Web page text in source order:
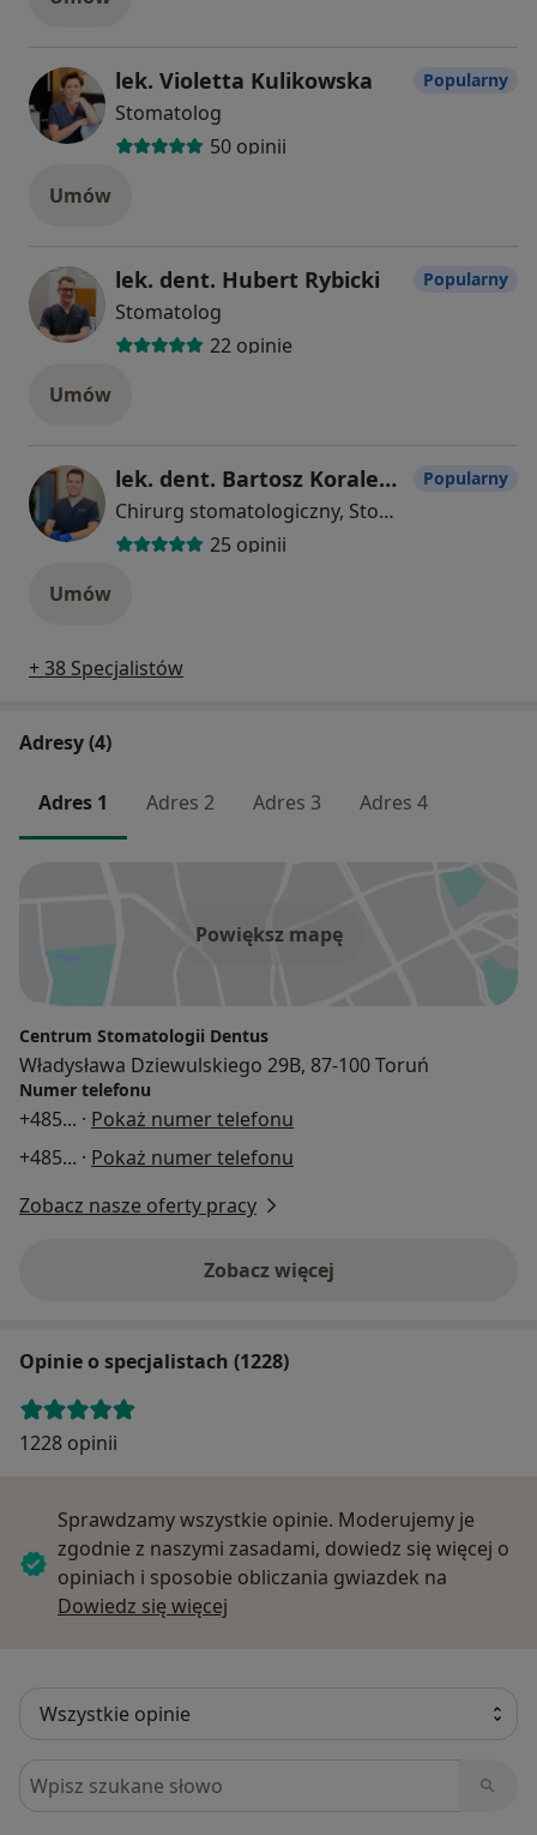
lek. Violetta Kulikowska
Stomatolog
50 opinii
Popularny
Umów
lek. dent. Hubert Rybicki
Stomatolog
22 opinie
Popularny
Umów
lek. dent. Bartosz Koralewski
Chirurg stomatologiczny, Stomatolog
25 opinii
Popularny
Umów
+ 38 Specjalistów
Adresy (4)
Adres 1 Adres 2 Adres 3 Adres 4
Powiększ mapę
Centrum Stomatologii Dentus
Władysława Dziewulskiego 29B, 87-100 Toruń
Numer telefonu
+485... · Pokaż numer telefonu
+485... · Pokaż numer telefonu
Zobacz nasze oferty pracy
Zobacz więcej
Opinie o specjalistach (1228)
1228 opinii
Sprawdzamy wszystkie opinie. Moderujemy je
zgodnie z naszymi zasadami, dowiedz się więcej o
opiniach i sposobie obliczania gwiazdek na
Dowiedz się więcej
Szukaj w opiniach